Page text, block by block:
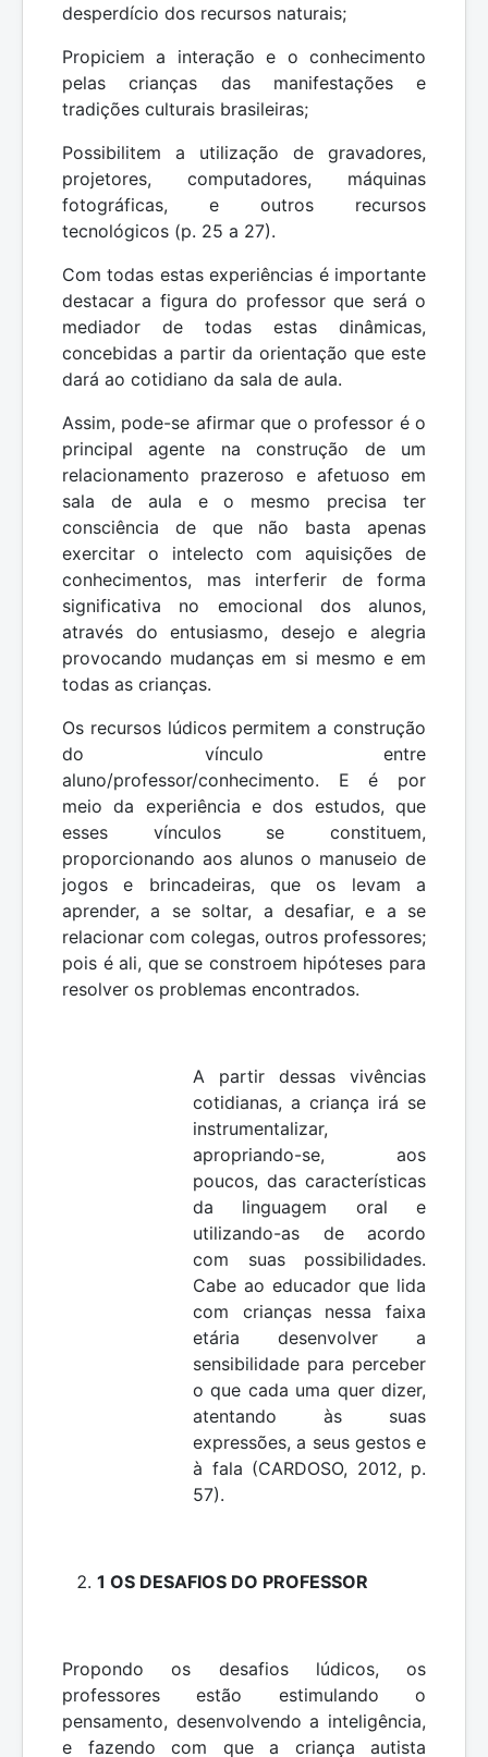
desperdício dos recursos naturais;
Propiciem a interação e o conhecimento
pelas crianças das manifestações e
tradições culturais brasileiras;
Possibilitem a utilização de gravadores,
projetores, computadores, máquinas
fotográficas, e outros recursos
tecnológicos (p. 25 a 27).
Com todas estas experiências é importante
destacar a figura do professor que será o
mediador de todas estas dinâmicas,
concebidas a partir da orientação que este
dará ao cotidiano da sala de aula.
Assim, pode-se afirmar que o professor é o
principal agente na construção de um
relacionamento prazeroso e afetuoso em
sala de aula e o mesmo precisa ter
consciência de que não basta apenas
exercitar o intelecto com aquisições de
conhecimentos, mas interferir de forma
significativa no emocional dos alunos,
através do entusiasmo, desejo e alegria
provocando mudanças em si mesmo e em
todas as crianças.
Os recursos lúdicos permitem a construção
do vínculo entre
aluno/professor/conhecimento. E é por
meio da experiência e dos estudos, que
esses vínculos se constituem,
proporcionando aos alunos o manuseio de
jogos e brincadeiras, que os levam a
aprender, a se soltar, a desafiar, e a se
relacionar com colegas, outros professores;
pois é ali, que se constroem hipóteses para
resolver os problemas encontrados.
A partir dessas vivências
cotidianas, a criança irá se
instrumentalizar,
apropriando-se, aos
poucos, das características
da linguagem oral e
utilizando-as de acordo
com suas possibilidades.
Cabe ao educador que lida
com crianças nessa faixa
etária desenvolver a
sensibilidade para perceber
o que cada uma quer dizer,
atentando às suas
expressões, a seus gestos e
à fala (CARDOSO, 2012, p.
57).
1 OS DESAFIOS DO PROFESSOR
Propondo os desafios lúdicos, os
professores estão estimulando o
pensamento, desenvolvendo a inteligência,
e fazendo com que a criança autista